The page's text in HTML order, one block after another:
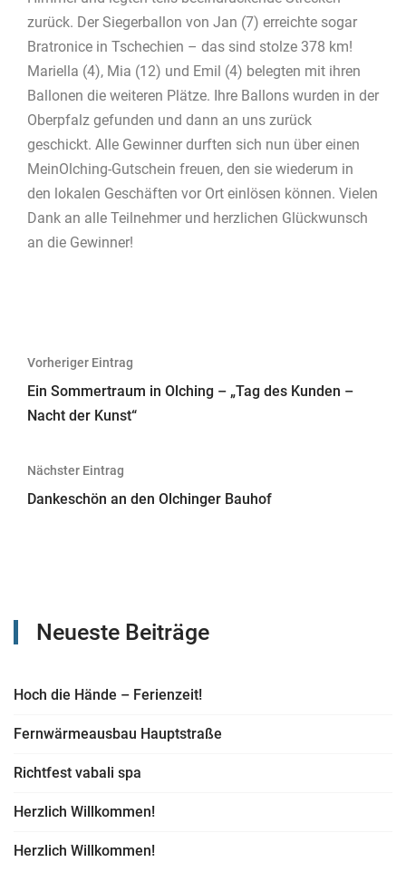
zurück. Der Siegerballon von Jan (7) erreichte sogar
Bratronice in Tschechien – das sind stolze 378 km!
Mariella (4), Mia (12) und Emil (4) belegten mit ihren
Ballonen die weiteren Plätze. Ihre Ballons wurden in der
Oberpfalz gefunden und dann an uns zurück
geschickt. Alle Gewinner durften sich nun über einen
MeinOlching-Gutschein freuen, den sie wiederum in
den lokalen Geschäften vor Ort einlösen können. Vielen
Dank an alle Teilnehmer und herzlichen Glückwunsch
an die Gewinner!
Beitragsnavigation
Vorheriger Eintrag
Ein Sommertraum in Olching – „Tag des Kunden –
Nacht der Kunst“
Nächster Eintrag
Dankeschön an den Olchinger Bauhof
Neueste Beiträge
Hoch die Hände – Ferienzeit!
Fernwärmeausbau Hauptstraße
Richtfest vabali spa
Herzlich Willkommen!
Herzlich Willkommen!